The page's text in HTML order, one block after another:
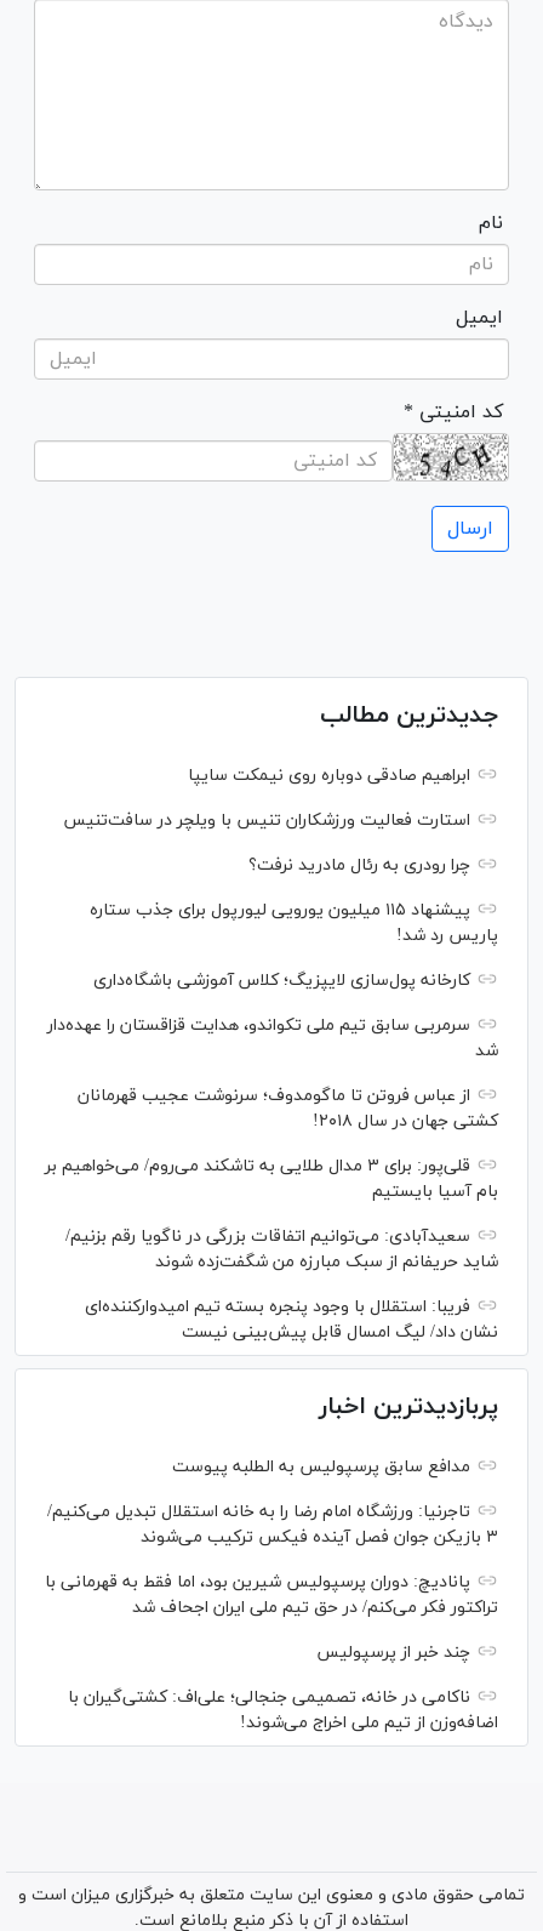
نام
ایمیل
* کد امنیتی
جدیدترین مطالب
ابراهیم صادقی دوباره روی نیمکت سایپا
استارت فعالیت ورزشکاران تنیس با ویلچر در سافت‌تنیس
چرا رودری به رئال مادرید نرفت؟
پیشنهاد ۱۱۵ میلیون یورویی لیورپول برای جذب ستاره
پاریس رد شد!
کارخانه پول‌سازی لایپزیگ؛ کلاس آموزشی باشگاه‌داری
سرمربی سابق تیم ملی تکواندو، هدایت قزاقستان را عهده‌دار
شد
از عباس فروتن تا ماگومدوف؛ سرنوشت عجیب قهرمانان
کشتی جهان در سال ۲۰۱۸!
قلی‌پور: برای ۳ مدال طلایی به تاشکند می‌روم/ می‌خواهیم بر
بام آسیا بایستیم
سعیدآبادی: می‌توانیم اتفاقات بزرگی در ناگویا رقم بزنیم/
شاید حریفانم از سبک مبارزه من شگفت‌زده شوند
فریبا: استقلال با وجود پنجره بسته تیم امیدوارکننده‌ای
نشان داد/ لیگ امسال قابل پیش‌بینی نیست
پربازدیدترین اخبار
مدافع سابق پرسپولیس به الطلبه پیوست
تاجرنیا: ورزشگاه امام رضا را به خانه استقلال تبدیل می‌کنیم/
۳ بازیکن جوان فصل آینده فیکس ترکیب می‌شوند
پانادیچ: دوران پرسپولیس شیرین بود، اما فقط به قهرمانی با
تراکتور فکر می‌کنم/ در حق تیم ملی ایران اجحاف شد
چند خبر از پرسپولیس
ناکامی در خانه، تصمیمی جنجالی؛ علی‌اف: کشتی‌گیران با
اضافه‌وزن از تیم ملی اخراج می‌شوند!
تمامی حقوق مادی و معنوی این سایت متعلق به خبرگزاری میزان است و
استفاده از آن با ذکر منبع بلامانع است.